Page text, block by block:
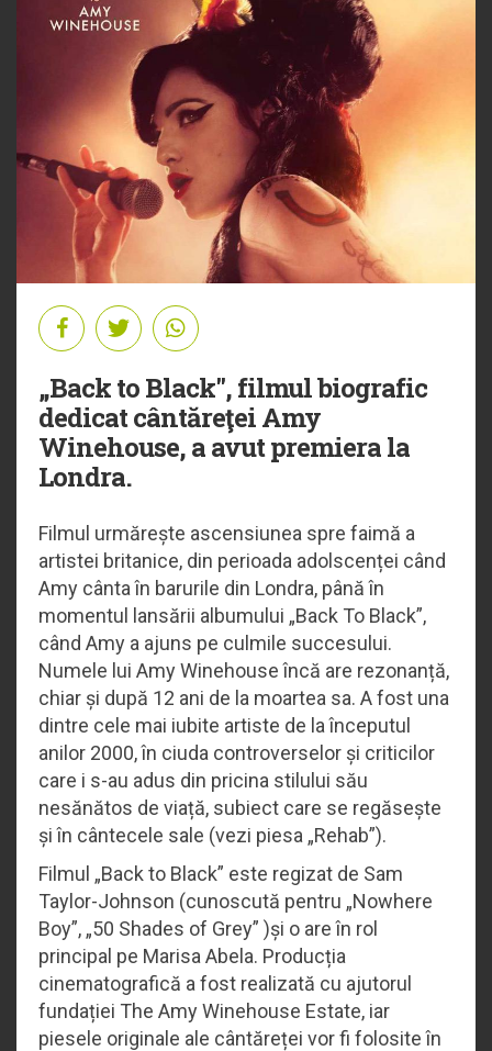
„Back to Black", filmul biografic
dedicat cântăreţei Amy
Winehouse, a avut premiera la
Londra.
Filmul urmărește ascensiunea spre faimă a
artistei britanice, din perioada adolscenței când
Amy cânta în barurile din Londra, până în
momentul lansării albumului „Back To Black”,
când Amy a ajuns pe culmile succesului.
Numele lui Amy Winehouse încă are rezonanță,
chiar și după 12 ani de la moartea sa. A fost una
dintre cele mai iubite artiste de la începutul
anilor 2000, în ciuda controverselor și criticilor
care i s-au adus din pricina stilului său
nesănătos de viață, subiect care se regăsește
și în cântecele sale (vezi piesa „Rehab”).
Filmul „Back to Black” este regizat de Sam
Taylor-Johnson (cunoscută pentru „Nowhere
Boy”, „50 Shades of Grey” )și o are în rol
principal pe Marisa Abela. Producția
cinematografică a fost realizată cu ajutorul
fundației The Amy Winehouse Estate, iar
piesele originale ale cântăreței vor fi folosite în